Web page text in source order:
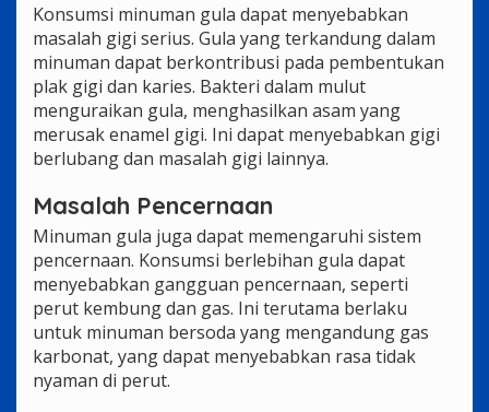
Konsumsi minuman gula dapat menyebabkan
masalah gigi serius. Gula yang terkandung dalam
minuman dapat berkontribusi pada pembentukan
plak gigi dan karies. Bakteri dalam mulut
menguraikan gula, menghasilkan asam yang
merusak enamel gigi. Ini dapat menyebabkan gigi
berlubang dan masalah gigi lainnya.
Masalah Pencernaan
Minuman gula juga dapat memengaruhi sistem
pencernaan. Konsumsi berlebihan gula dapat
menyebabkan gangguan pencernaan, seperti
perut kembung dan gas. Ini terutama berlaku
untuk minuman bersoda yang mengandung gas
karbonat, yang dapat menyebabkan rasa tidak
nyaman di perut.